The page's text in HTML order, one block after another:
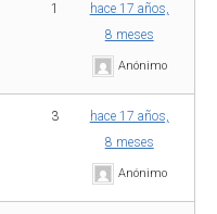
1
hace 17 años,
8 meses
Anónimo
3
hace 17 años,
8 meses
Anónimo